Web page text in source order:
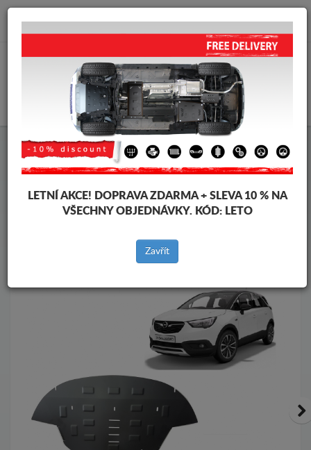
info@krytpodmotor.com
Kryt pod motor Opel Kryt pod motor Opel Crossland X
vozidel
Značky vozidel
Zpět na produkty
LETNÍ AKCE! DOPRAVA ZDARMA + SLEVA 10 % NA
VŠECHNY OBJEDNÁVKY. KÓD: LETO
Zavřít